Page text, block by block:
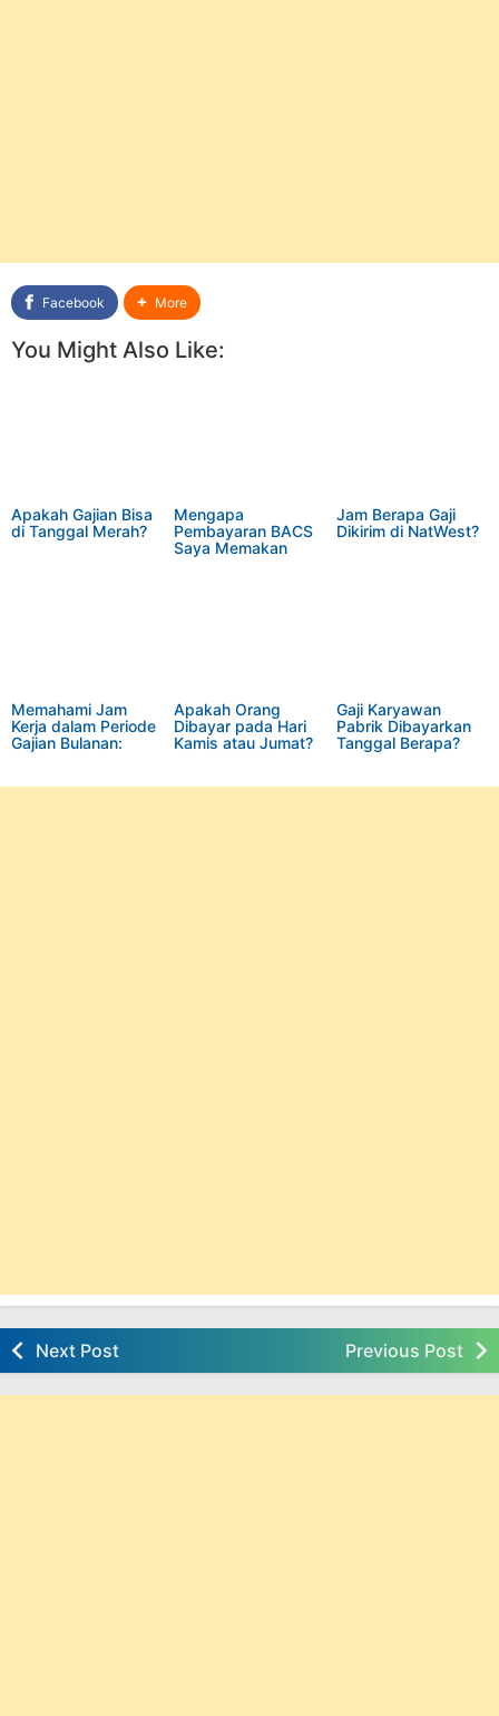
Facebook More
You Might Also Like:
Apakah Gajian Bisa
di Tanggal Merah?
Mengapa
Pembayaran BACS
Saya Memakan
Jam Berapa Gaji
Dikirim di NatWest?
Memahami Jam
Kerja dalam Periode
Gajian Bulanan:
Gaji
Apakah Orang
Dibayar pada Hari
Kamis atau Jumat?
Gaji Karyawan
Pabrik Dibayarkan
Tanggal Berapa?
Next Post Previous Post